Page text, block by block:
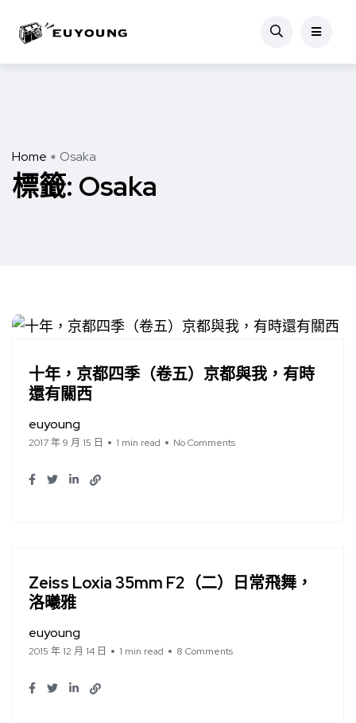
Home Osaka
標籤: Osaka
十年，京都四季（卷五）京都與我，有時
還有關西
euyoung
2017 年 9 月 15 日 1 min read No Comments
Zeiss Loxia 35mm F2（二）日常飛舞，
洛曦雅
euyoung
2015 年 12 月 14 日 1 min read 8 Comments